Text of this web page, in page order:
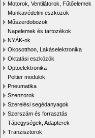
Motorok, Ventilátorok, Fűtőelemek
Munkavédelmi eszközök
Műszerdobozok
Napelemek és tartozékok
NYÁK-ok
Okosotthon, Lakáselektronika
Oktatási eszközök
Optoelektronika
Peltier modulok
Pneumatika
Szenzorok
Szerelési segédanyagok
Szerszám és forrasztás
Tápegységek, Adapterek
Tranzisztorok